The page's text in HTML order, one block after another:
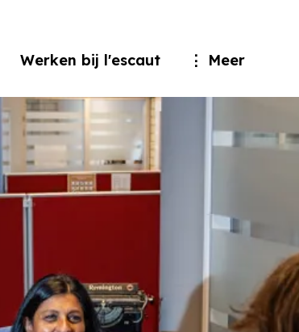
Werken bij l'escaut Meer